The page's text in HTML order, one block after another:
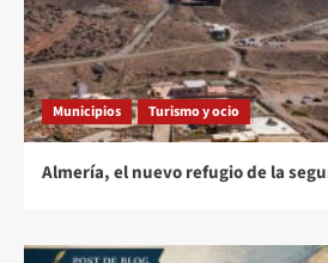
Municipios Turismo y ocio
Almería, el nuevo refugio de la